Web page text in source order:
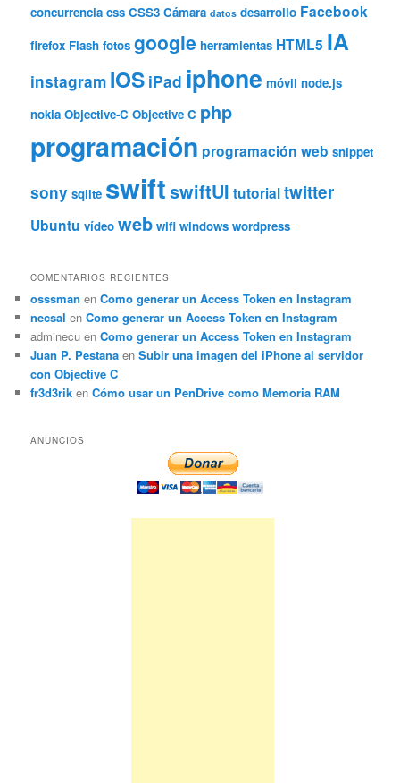
concurrencia css CSS3 Cámara datos desarrollo Facebook
firefox Flash fotos google herramientas HTML5 IA
instagram IOS iPad iphone móvil node.js
nokia Objective-C Objective C php
programación programación web snippet
sony sqlite swiftswiftUI tutorialtwitter
Ubuntu vídeo web wifi windows wordpress
COMENTARIOS RECIENTES
osssman enComo generar un Access Token en Instagram
necsal enComo generar un Access Token en Instagram
adminecu enComo generar un Access Token en Instagram
Juan P. Pestana enSubir una imagen del iPhone al servidor
con Objective C
fr3d3rik enCómo usar un PenDrive como Memoria RAM
ANUNCIOS